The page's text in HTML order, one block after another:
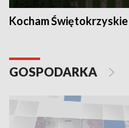
Kocham Świętokrzyskie
GOSPODARKA